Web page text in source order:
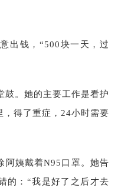
出钱，“500块一天，过
鼓。她的主要工作是看护
得了重症，24小时需要
阿姨戴着N95口罩。她告
的：“我是好了之后才去